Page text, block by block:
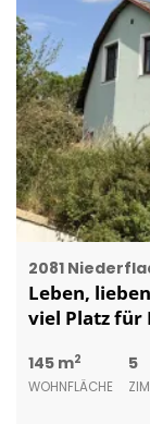
2081
Leben,
viel Platz für
145 m2
WOHNFLÄCHE
5